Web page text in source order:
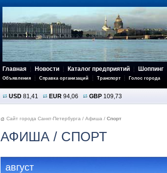
Главная Новости Каталог предприятий Шоппинг
Объявления Справка организаций Транспорт Голос города
USD 81,41 EUR 94,06 GBP 109,73
Сайт города Санкт-Петербурга / Афиша / Спорт
АФИША / СПОРТ
август